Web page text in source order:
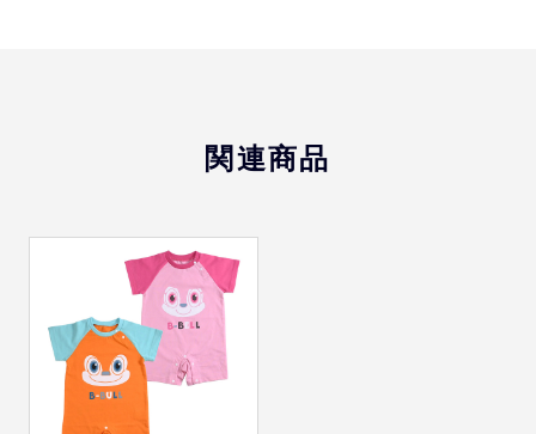
商品によってはサイズが異なる場合もござい
ますので、予めご了承ください。
関連商品